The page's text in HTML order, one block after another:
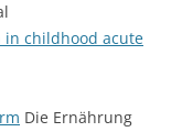
in childhood acute
Die Ernährung